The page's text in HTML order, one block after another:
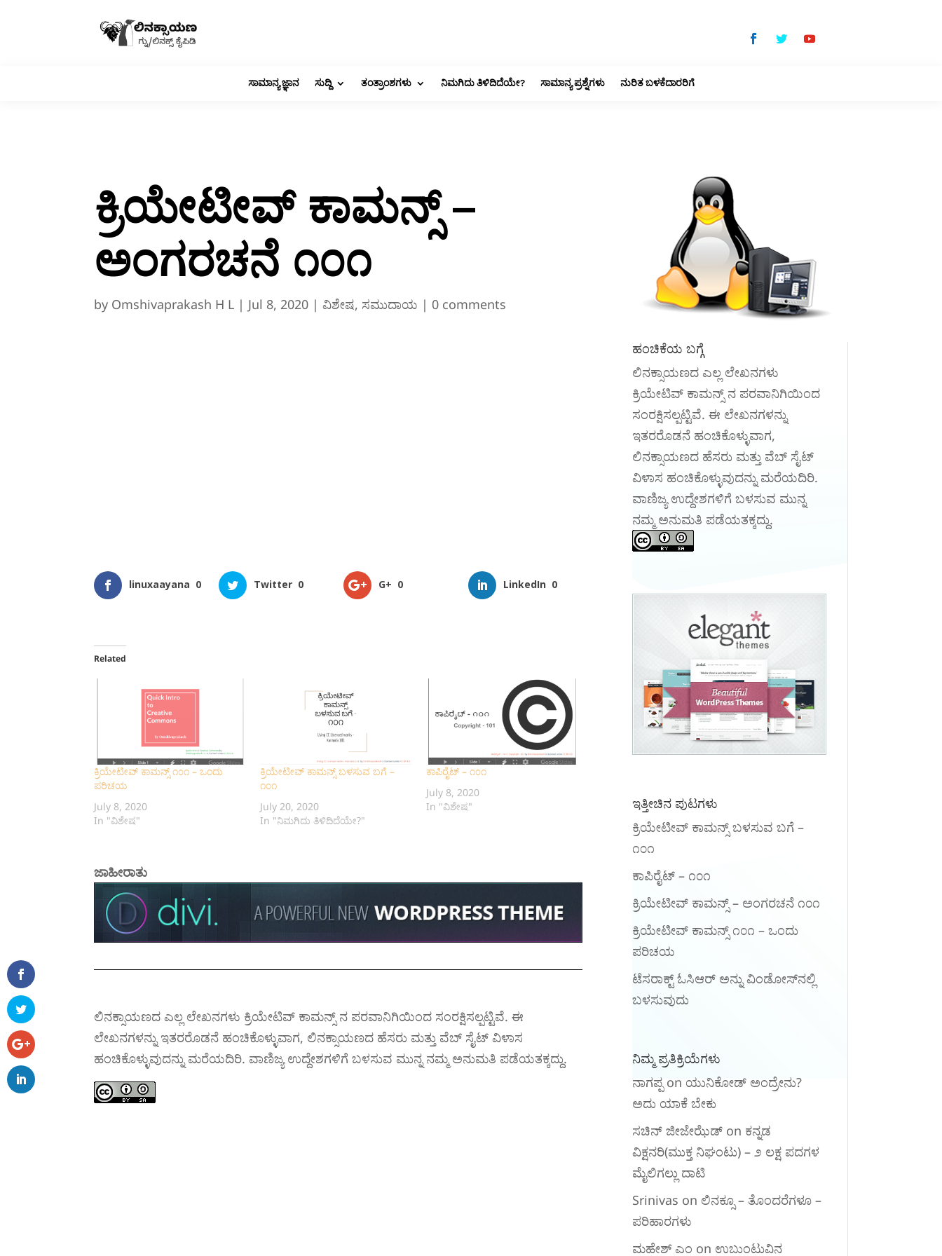
ಸಾಮಾನ್ಯ ಜ್ಞಾನ ಸುದ್ದಿ ತಂತ್ರಾಂಶಗಳು ನಿಮಗಿದು ತಿಳಿದಿದೆಯೇ? ಸಾಮಾನ್ಯ ಪ್ರಶ್ನೆಗಳು ನುರಿತ ಬಳಕೆದಾರರಿಗೆ
ಕ್ರಿಯೇಟೀವ್ ಕಾಮನ್ಸ್ –
ಅಂಗರಚನೆ ೧೦೧
by Omshivaprakash H L | Jul 8, 2020 |ವಿಶೇಷ, ಸಮುದಾಯ | 0 comments
linuxaayana 0 Twitter 0 G+ 0 LinkedIn 0
Related
‍ಕ್ರಿಯೇಟೀವ್ ಕಾಮನ್ಸ್ ೧೦೧‌ – ಒಂದು
ಪರಿಚಯ
July 8, 2020
In "ವಿಶೇಷ"
ಕ್ರಿಯೇಟೀವ್ ಕಾಮನ್ಸ್ ಬಳಸುವ ಬಗೆ –
೧೦೧
July 20, 2020
In "ನಿಮಗಿದು ತಿಳಿದಿದೆಯೇ?"
ಕಾಪಿರೈಟ್ – ೧೦೧
July 8, 2020
In "ವಿಶೇಷ"
ಜಾಹೀರಾತು
ಲಿನಕ್ಸಾಯಣದ ಎಲ್ಲ ಲೇಖನಗಳು ಕ್ರಿಯೇಟಿವ್ ಕಾಮನ್ಸ್ ನ ಪರವಾನಿಗಿಯಿಂದ ಸಂರಕ್ಷಿಸಲ್ಪಟ್ಟಿವೆ. ಈ
ಲೇಖನಗಳನ್ನು ಇತರರೊಡನೆ ಹಂಚಿಕೊಳ್ಳುವಾಗ, ಲಿನಕ್ಸಾಯಣದ ಹೆಸರು ಮತ್ತು ವೆಬ್ ಸೈಟ್ ವಿಳಾಸ
ಹಂಚಿಕೊಳ್ಳುವುದನ್ನು ಮರೆಯದಿರಿ. ವಾಣಿಜ್ಯ ಉದ್ದೇಶಗಳಿಗೆ ಬಳಸುವ ಮುನ್ನ ನಮ್ಮ ಅನುಮತಿ ಪಡೆಯತಕ್ಕದ್ದು.
ಹಂಚಿಕೆಯ ಬಗ್ಗೆ
ಲಿನಕ್ಸಾಯಣದ ಎಲ್ಲ ಲೇಖನಗಳು
ಕ್ರಿಯೇಟಿವ್ ಕಾಮನ್ಸ್ ನ ಪರವಾನಿಗಿಯಿಂದ
ಸಂರಕ್ಷಿಸಲ್ಪಟ್ಟಿವೆ. ಈ ಲೇಖನಗಳನ್ನು
ಇತರರೊಡನೆ ಹಂಚಿಕೊಳ್ಳುವಾಗ,
ಲಿನಕ್ಸಾಯಣದ ಹೆಸರು ಮತ್ತು ವೆಬ್ ಸೈಟ್
ವಿಳಾಸ ಹಂಚಿಕೊಳ್ಳುವುದನ್ನು ಮರೆಯದಿರಿ.
ವಾಣಿಜ್ಯ ಉದ್ದೇಶಗಳಿಗೆ ಬಳಸುವ ಮುನ್ನ
ನಮ್ಮ ಅನುಮತಿ ಪಡೆಯತಕ್ಕದ್ದು.
ಇತ್ತೀಚಿನ ಪುಟಗಳು
ಕ್ರಿಯೇಟೀವ್ ಕಾಮನ್ಸ್ ಬಳಸುವ ಬಗೆ –
೧೦೧
ಕಾಪಿರೈಟ್ – ೧೦೧
ಕ್ರಿಯೇಟೀವ್ ಕಾಮನ್ಸ್ – ಅಂಗರಚನೆ ೧೦೧
‍ಕ್ರಿಯೇಟೀವ್ ಕಾಮನ್ಸ್ ೧೦೧‌ – ಒಂದು
ಪರಿಚಯ
ಟೆಸರಾಕ್ಟ್ ಓಸಿಆರ್ ಅನ್ನು ವಿಂಡೋಸ್‌ನಲ್ಲಿ
ಬಳಸುವುದು
ನಿಮ್ಮ ಪ್ರತಿಕ್ರಿಯೆಗಳು
ನಾಗಪ್ಪon ಯುನಿಕೋಡ್ ಅಂದ್ರೇನು?
ಅದು ಯಾಕೆ ಬೇಕು
ಸಚಿನ್ ಜೀಜೇಝೆಡ್on ಕನ್ನಡ
ವಿಕ್ಷನರಿ‌(ಮುಕ್ತ ನಿಘಂಟು) – ೨ ಲಕ್ಷ ಪದಗಳ
ಮೈಲಿಗಲ್ಲು ದಾಟಿ
Srinivas on ಲಿನಕ್ಸೂ – ತೊಂದರೆಗಳೂ –
ಪರಿಹಾರಗಳು
ಮಹೇಶ್ ಎಂ on ಉಬುಂಟುವಿನ